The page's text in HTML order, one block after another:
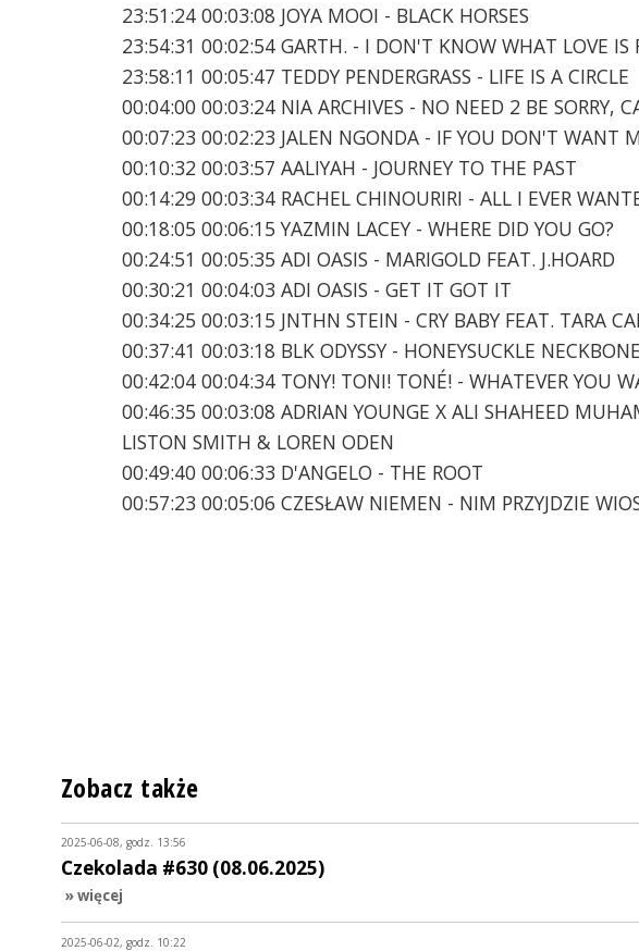
23:51:24 00:03:08 JOYA MOOI - BLACK HORSES
23:54:31 00:02:54 GARTH. - I DON'T KNOW WHAT LOVE IS
23:58:11 00:05:47 TEDDY PENDERGRASS - LIFE IS A CIRCLE
00:04:00 00:03:24 NIA ARCHIVES - NO NEED 2 BE SORRY,
00:07:23 00:02:23 JALEN NGONDA - IF YOU DON'T WANT
00:10:32 00:03:57 AALIYAH - JOURNEY TO THE PAST
00:14:29 00:03:34 RACHEL CHINOURIRI - ALL I EVER
00:18:05 00:06:15 YAZMIN LACEY - WHERE DID YOU GO?
00:24:51 00:05:35 ADI OASIS - MARIGOLD FEAT. J.HOARD
00:30:21 00:04:03 ADI OASIS - GET IT GOT IT
00:34:25 00:03:15 JNTHN STEIN - CRY BABY FEAT. TARA
00:37:41 00:03:18 BLK ODYSSY - HONEYSUCKLE
00:42:04 00:04:34 TONY! TONI! TONÉ! - WHATEVER YOU
00:46:35 00:03:08 ADRIAN YOUNGE X ALI SHAHEED
LISTON SMITH & LOREN ODEN
00:49:40 00:06:33 D'ANGELO - THE ROOT
00:57:23 00:05:06 CZESŁAW NIEMEN - NIM PRZYJDZIE
Zobacz także
2025-06-08, godz. 13:56
Czekolada #630 (08.06.2025)
» więcej
2025-06-02, godz. 10:22